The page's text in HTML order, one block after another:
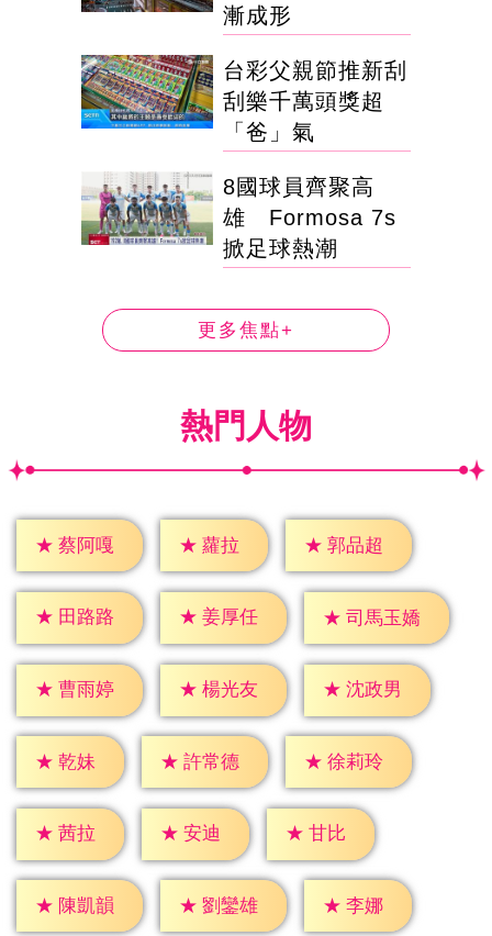
漸成形
台彩父親節推新刮
刮樂千萬頭獎超
「爸」氣
8國球員齊聚高
雄 Formosa 7s
掀足球熱潮
更多焦點+
熱門人物
★ 蔡阿嘎 ★ 蘿拉 ★ 郭品超
★ 田路路 ★ 姜厚任 ★ 司馬玉嬌
★ 曹雨婷 ★ 楊光友 ★ 沈政男
★ 乾妹 ★ 許常德 ★ 徐莉玲
★ 茜拉 ★ 安迪 ★ 甘比
★ 陳凱韻 ★ 劉鑾雄 ★ 李娜